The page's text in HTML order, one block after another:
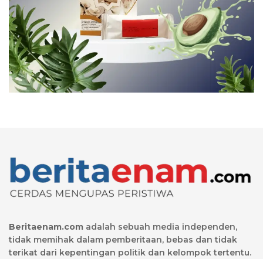
Beritaenam.com adalah sebuah media independen,
tidak memihak dalam pemberitaan, bebas dan tidak
terikat dari kepentingan politik dan kelompok tertentu.